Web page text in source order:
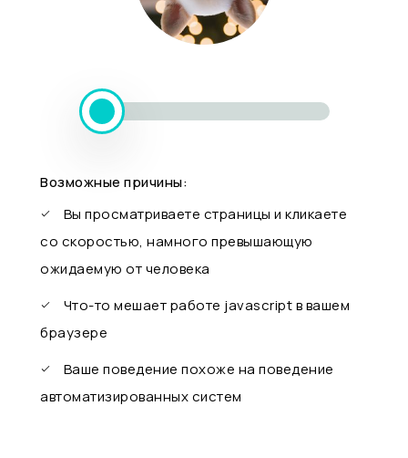
Возможные причины:
Вы просматриваете страницы и кликаете
со скоростью, намного превышающую
ожидаемую от человека
Что-то мешает работе javascript в вашем
браузере
Ваше поведение похоже на поведение
автоматизированных систем